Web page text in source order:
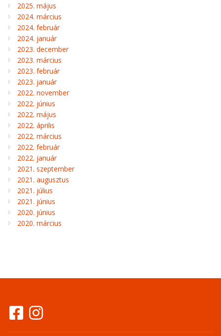
2025. május
2024. március
2024. február
2024. január
2023. december
2023. március
2023. február
2023. január
2022. november
2022. június
2022. május
2022. április
2022. március
2022. február
2022. január
2021. szeptember
2021. augusztus
2021. július
2021. június
2020. június
2020. március